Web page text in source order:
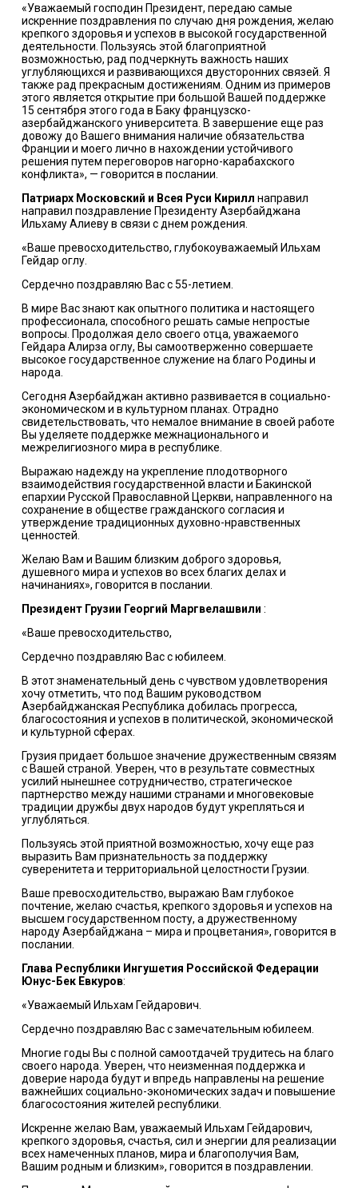
«Уважаемый господин Президент, передаю самые
искренние поздравления по случаю дня рождения, желаю
крепкого здоровья и успехов в высокой государственной
деятельности. Пользуясь этой благоприятной
возможностью, рад подчеркнуть важность наших
углубляющихся и развивающихся двусторонних связей. Я
также рад прекрасным достижениям. Одним из примеров
этого является открытие при большой Вашей поддержке
15 сентября этого года в Баку французско-
азербайджанского университета. В завершение еще раз
довожу до Вашего внимания наличие обязательства
Франции и моего лично в нахождении устойчивого
решения путем переговоров нагорно-карабахского
конфликта», — говорится в послании.
Патриарх Московский и Всея Руси Кирилл направил
направил поздравление Президенту Азербайджана
Ильхаму Алиеву в связи с днем рождения.
«Ваше превосходительство, глубокоуважаемый Ильхам
Гейдар оглу.
Сердечно поздравляю Вас с 55-летием.
В мире Вас знают как опытного политика и настоящего
профессионала, способного решать самые непростые
вопросы. Продолжая дело своего отца, уважаемого
Гейдара Алирза оглу, Вы самоотверженно совершаете
высокое государственное служение на благо Родины и
народа.
Сегодня Азербайджан активно развивается в социально-
экономическом и в культурном планах. Отрадно
свидетельствовать, что немалое внимание в своей работе
Вы уделяете поддержке межнационального и
межрелигиозного мира в республике.
Выражаю надежду на укрепление плодотворного
взаимодействия государственной власти и Бакинской
епархии Русской Православной Церкви, направленного на
сохранение в обществе гражданского согласия и
утверждение традиционных духовно-нравственных
ценностей.
Желаю Вам и Вашим близким доброго здоровья,
душевного мира и успехов во всех благих делах и
начинаниях», говорится в послании.
Президент Грузии Георгий Маргвелашвили :
«Ваше превосходительство,
Сердечно поздравляю Вас с юбилеем.
В этот знаменательный день с чувством удовлетворения
хочу отметить, что под Вашим руководством
Азербайджанская Республика добилась прогресса,
благосостояния и успехов в политической, экономической
и культурной сферах.
Грузия придает большое значение дружественным связям
с Вашей страной. Уверен, что в результате совместных
усилий нынешнее сотрудничество, стратегическое
партнерство между нашими странами и многовековые
традиции дружбы двух народов будут укрепляться и
углубляться.
Пользуясь этой приятной возможностью, хочу еще раз
выразить Вам признательность за поддержку
суверенитета и территориальной целостности Грузии.
Ваше превосходительство, выражаю Вам глубокое
почтение, желаю счастья, крепкого здоровья и успехов на
высшем государственном посту, а дружественному
народу Азербайджана – мира и процветания», говорится в
послании.
Глава Республики Ингушетия Российской Федерации
Юнус-Бек Евкуров:
«Уважаемый Ильхам Гейдарович.
Сердечно поздравляю Вас с замечательным юбилеем.
Многие годы Вы с полной самоотдачей трудитесь на благо
своего народа. Уверен, что неизменная поддержка и
доверие народа будут и впредь направлены на решение
важнейших социально-экономических задач и повышение
благосостояния жителей республики.
Искренне желаю Вам, уважаемый Ильхам Гейдарович,
крепкого здоровья, счастья, сил и энергии для реализации
всех намеченных планов, мира и благополучия Вам,
Вашим родным и близким», говорится в поздравлении.